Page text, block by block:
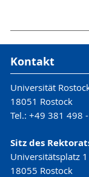
Kontakt
Universität
18051 Rostock
Tel.: +49 381 498
Sitz des
Universitätsplatz 1
18055 Rostock